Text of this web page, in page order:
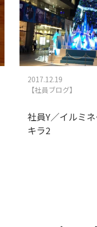
2017.12.19
【社員ブログ】
社員Y／イルミ
キラ2